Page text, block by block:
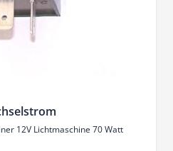
12V Lichtmaschine 70 Watt